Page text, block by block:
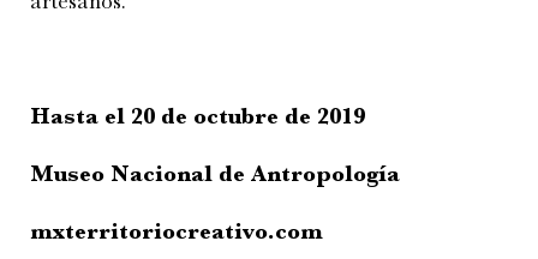
Hasta el 20 de octubre de 2019
Museo Nacional de Antropología
mxterritoriocreativo.com